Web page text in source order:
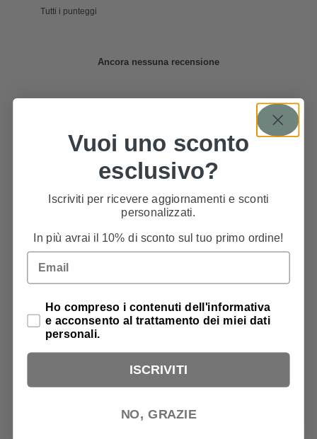
Ancora nessuna recensione
PRODOTTI CORRELATI
MADEIRA – Rayon – No. 40 – 9841-1045
4,99€
Vuoi uno sconto
esclusivo?
Iscriviti per ricevere aggiornamenti e sconti
personalizzati.
In più avrai il 10% di sconto sul tuo primo ordine!
Email
Privacy Policy
Ho compreso i contenuti dell'informativa
e acconsento al trattamento dei miei dati
personali.
ISCRIVITI
NO, GRAZIE